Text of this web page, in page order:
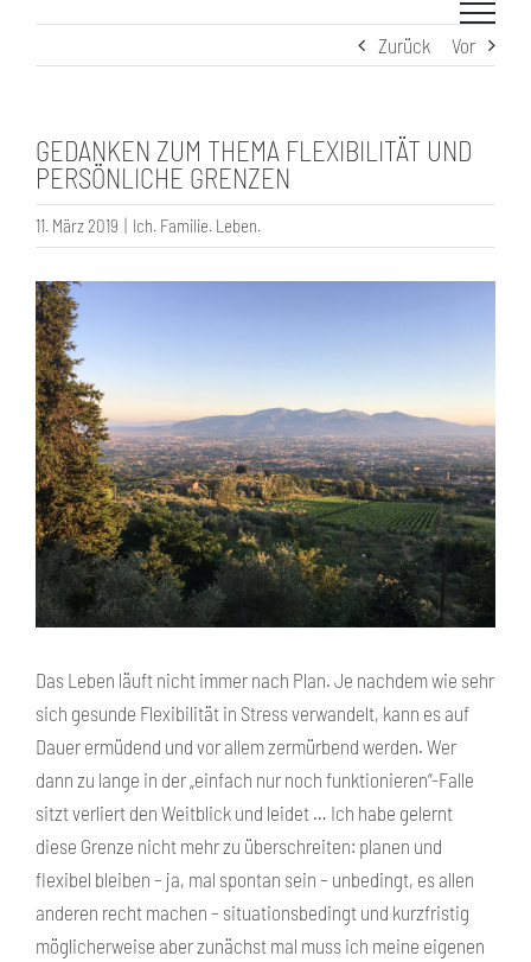
Zurück Vor
GEDANKEN ZUM THEMA FLEXIBILITÄT UND
PERSÖNLICHE GRENZEN
11. März 2019 | Ich. Familie. Leben.
Zeige
grösseres
Bild
Das Leben läuft nicht immer nach Plan. Je nachdem wie sehr
sich gesunde Flexibilität in Stress verwandelt, kann es auf
Dauer ermüdend und vor allem zermürbend werden. Wer
dann zu lange in der „einfach nur noch funktionieren“-Falle
sitzt verliert den Weitblick und leidet … Ich habe gelernt
diese Grenze nicht mehr zu überschreiten: planen und
flexibel bleiben – ja, mal spontan sein – unbedingt, es allen
anderen recht machen – situationsbedingt und kurzfristig
möglicherweise aber zunächst mal muss ich meine eigenen